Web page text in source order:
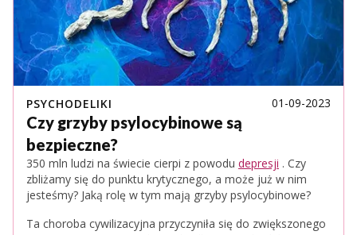
PSYCHODELIKI 01-09-2023
Czy grzyby psylocybinowe są
bezpieczne?
350 mln ludzi na świecie cierpi z powodu depresji . Czy
zbliżamy się do punktu krytycznego, a może już w nim
jesteśmy? Jaką rolę w tym mają grzyby psylocybinowe?
Ta choroba cywilizacyjna przyczyniła się do zwiększonego